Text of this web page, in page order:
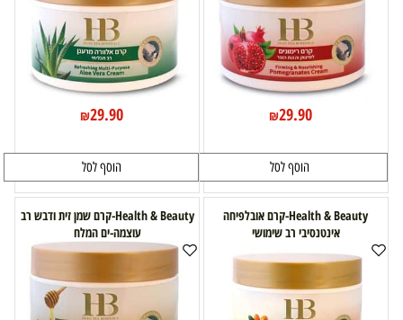
₪29.90
הוסף לסל
₪29.90
הוסף לסל
Health & Beauty-קרם אובלפיחה
אינטנסיבי רב שימושי
Health & Beauty-קרם שמן זית ודבש רב
עוצמה-ים המלח